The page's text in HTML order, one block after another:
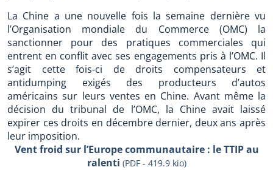
La Chine a une nouvelle fois la semaine dernière vu
l’Organisation mondiale du Commerce (OMC) la
sanctionner pour des pratiques commerciales qui
entrent en conflit avec ses engagements pris à l’OMC. Il
s’agit cette fois-ci de droits compensateurs et
antidumping exigés des producteurs d’autos
américains sur leurs ventes en Chine. Avant même la
décision du tribunal de l’OMC, la Chine avait laissé
expirer ces droits en décembre dernier, deux ans après
leur imposition.
Vent froid sur l’Europe communautaire : le TTIP au
ralenti (PDF - 419.9 kio)